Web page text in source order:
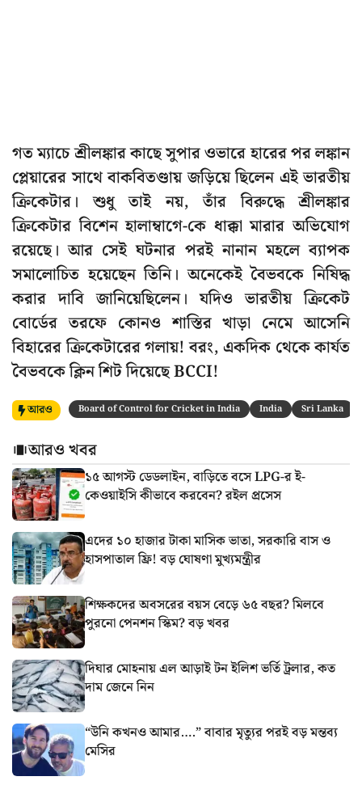
গত ম্যাচে শ্রীলঙ্কার কাছে সুপার ওভারে হারের পর লঙ্কান
প্লেয়ারের সাথে বাকবিতণ্ডায় জড়িয়ে ছিলেন এই ভারতীয়
ক্রিকেটার। শুধু তাই নয়, তাঁর বিরুদ্ধে শ্রীলঙ্কার
ক্রিকেটার বিশেন হালাম্বাগে-কে ধাক্কা মারার অভিযোগ
রয়েছে। আর সেই ঘটনার পরই নানান মহলে ব্যাপক
সমালোচিত হয়েছেন তিনি। অনেকেই বৈভবকে নিষিদ্ধ
করার দাবি জানিয়েছিলেন। যদিও ভারতীয় ক্রিকেট
বোর্ডের তরফে কোনও শাস্তির খাড়া নেমে আসেনি
বিহারের ক্রিকেটারের গলায়! বরং, একদিক থেকে কার্যত
বৈভবকে ক্লিন শিট দিয়েছে BCCI!
আরও Board of Control for Cricket in India India Sri Lanka
আরও খবর
১৫ আগস্ট ডেডলাইন, বাড়িতে বসে LPG-র ই-
কেওয়াইসি কীভাবে করবেন? রইল প্রসেস
এদের ১০ হাজার টাকা মাসিক ভাতা, সরকারি বাস ও
হাসপাতাল ফ্রি! বড় ঘোষণা মুখ্যমন্ত্রীর
শিক্ষকদের অবসরের বয়স বেড়ে ৬৫ বছর? মিলবে
পুরনো পেনশন স্কিম? বড় খবর
দিঘার মোহনায় এল আড়াই টন ইলিশ ভর্তি ট্রলার, কত
দাম জেনে নিন
“উনি কখনও আমার….” বাবার মৃত্যুর পরই বড় মন্তব্য
মেসির